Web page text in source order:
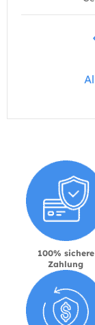
100% sichere
Zahlung